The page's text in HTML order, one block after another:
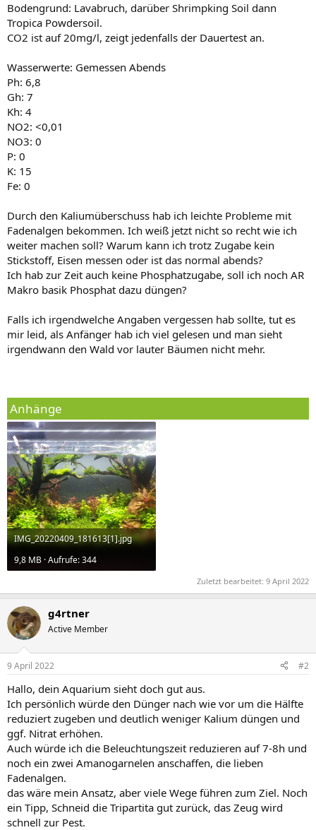
Bodengrund: Lavabruch, darüber Shrimpking Soil dann
Tropica Powdersoil.
CO2 ist auf 20mg/l, zeigt jedenfalls der Dauertest an.
Wasserwerte: Gemessen Abends
Ph: 6,8
Gh: 7
Kh: 4
NO2: <0,01
NO3: 0
P: 0
K: 15
Fe: 0
Durch den Kaliumüberschuss hab ich leichte Probleme mit
Fadenalgen bekommen. Ich weiß jetzt nicht so recht wie ich
weiter machen soll? Warum kann ich trotz Zugabe kein
Stickstoff, Eisen messen oder ist das normal abends?
Ich hab zur Zeit auch keine Phosphatzugabe, soll ich noch AR
Makro basik Phosphat dazu düngen?
Falls ich irgendwelche Angaben vergessen hab sollte, tut es
mir leid, als Anfänger hab ich viel gelesen und man sieht
irgendwann den Wald vor lauter Bäumen nicht mehr.
Anhänge
IMG_20220409_181613[1].jpg
9,8 MB · Aufrufe: 344
Zuletzt bearbeitet: 9 April 2022
g4rtner
Active Member
9 April 2022 #2
Hallo, dein Aquarium sieht doch gut aus.
Ich persönlich würde den Dünger nach wie vor um die Hälfte
reduziert zugeben und deutlich weniger Kalium düngen und
ggf. Nitrat erhöhen.
Auch würde ich die Beleuchtungszeit reduzieren auf 7-8h und
noch ein zwei Amanogarnelen anschaffen, die lieben
Fadenalgen.
das wäre mein Ansatz, aber viele Wege führen zum Ziel. Noch
ein Tipp, Schneid die Tripartita gut zurück, das Zeug wird
schnell zur Pest.